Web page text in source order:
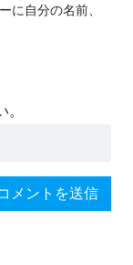
に自分の名前、